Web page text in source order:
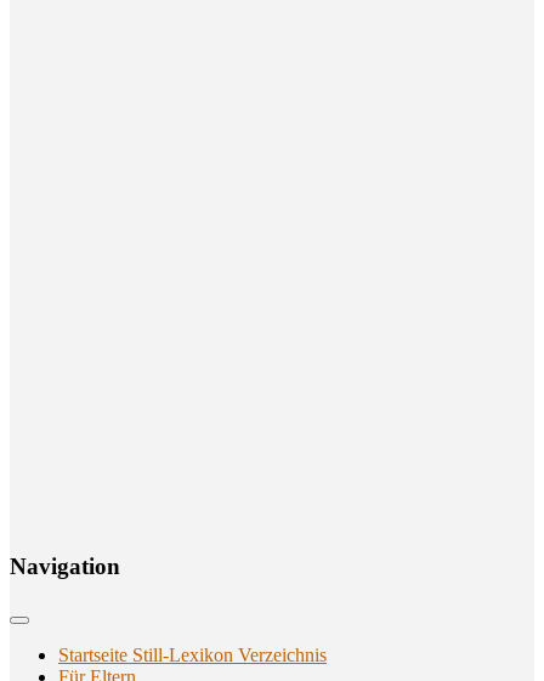
Navi­ga­ti­on
Startseite Still-Lexikon Verzeichnis
Für Eltern